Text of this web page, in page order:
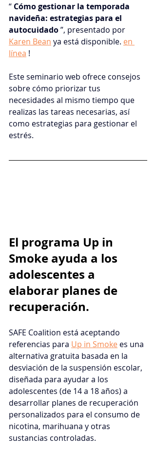
“ Cómo gestionar la temporada
navideña: estrategias para el
autocuidado”, presentado por
Karen Bean ya está disponible. en
línea !
Este seminario web ofrece consejos
sobre cómo priorizar tus
necesidades al mismo tiempo que
realizas las tareas necesarias, así
como estrategias para gestionar el
estrés.
El programa Up in
Smoke ayuda a los
adolescentes a
elaborar planes de
recuperación.
SAFE Coalition está aceptando
referencias para Up in Smoke es una
alternativa gratuita basada en la
desviación de la suspensión escolar,
diseñada para ayudar a los
adolescentes (de 14 a 18 años) a
desarrollar planes de recuperación
personalizados para el consumo de
nicotina, marihuana y otras
sustancias controladas.